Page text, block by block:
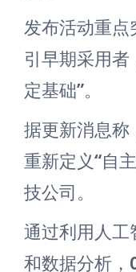
发布活动重点
引早期采用
定基础”。
据更新消息称
重新定义“自
技公司。
通过利用人工
和数据分析，